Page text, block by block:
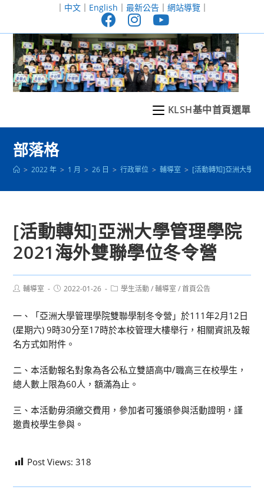
至
｜ 中文｜ English ｜ 最新公告｜ 網站導覽｜
KLSH基中首頁選單
部落格
> 2022 年 > 1 月 > 26 日 > 行政單位 > 輔導室 > [活動轉知]亞洲大學管
[活動轉知]亞洲大學管理學院
2021海外雙聯學位冬令營
Post輔導室
Post2022-01-26
Post學生活動 / 輔導室 / 首頁公告
一、「亞洲大學管理學院雙聯學制冬令營」於111年2月12日
(星期六) 9時30分至17時於本校管理大樓舉行，相關資訊及報
名方式如附件。
二、本活動報名對象為各公私立雙語高中/職高三在校學生，
總人數上限為60人，額滿為止。
三、本活動毋須繳交費用，參加者可獲頒參與活動證明，謹
邀貴校學生參與。
Post Views: 318